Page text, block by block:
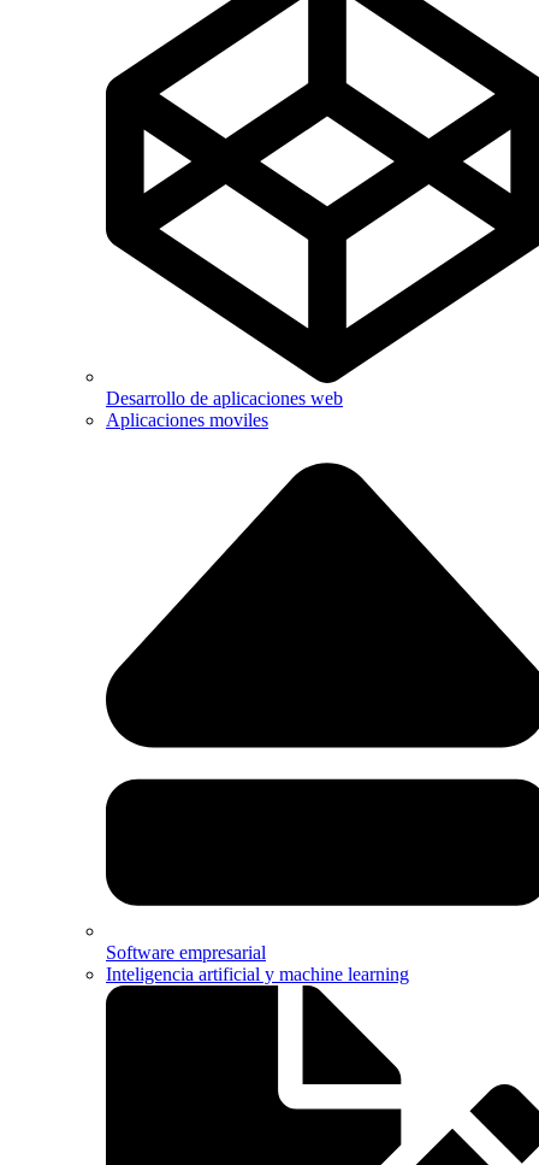
Desarrollo de aplicaciones web
Aplicaciones moviles
Software empresarial
Inteligencia artificial y machine learning